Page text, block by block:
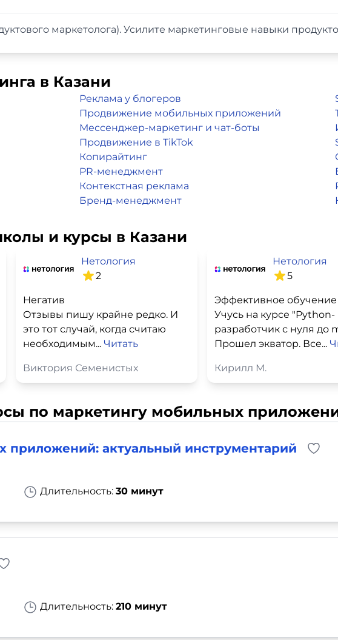
маркетолога). Усилите маркетинговые навыки
в Казани
Реклама у блогеров
Продвижение мобильных приложений
Мессенджер-маркетинг и чат-боты
Продвижение в TikTok
Копирайтинг
PR-менеджмент
Контекстная реклама
Бренд-менеджмент
и курсы в Казани
Нетология
2
Негатив
Отзывы пишу крайне редко. И
это тот случай, когда считаю
необходимым... Читать
Виктория Семенистых
Нетология
5
Эффективное обучение
Учусь на курсе "Python-
разработчик с нуля до
Прошел экватор. Все...
Кирилл М.
по маркетингу мобильных
актуальный инструментарий
Длительность: 30 минут
Длительность: 210 минут